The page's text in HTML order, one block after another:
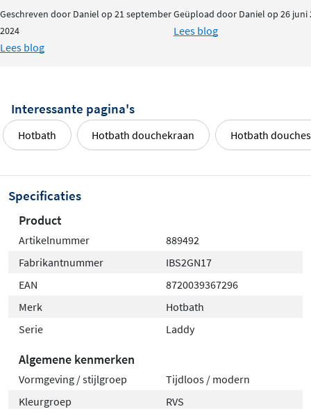
Geschreven door Daniel op 21 september
2024
Lees blog
Geüpload door Daniel op 26 juni
Lees blog
Interessante pagina's
Hotbath Hotbath douchekraan Hotbath
Specificaties
Product
Artikelnummer
889492
Fabrikantnummer
IBS2GN17
EAN
8720039367296
Merk
Hotbath
Serie
Laddy
Algemene kenmerken
Vormgeving / stijlgroep
Tijdloos / modern
Kleurgroep
RVS